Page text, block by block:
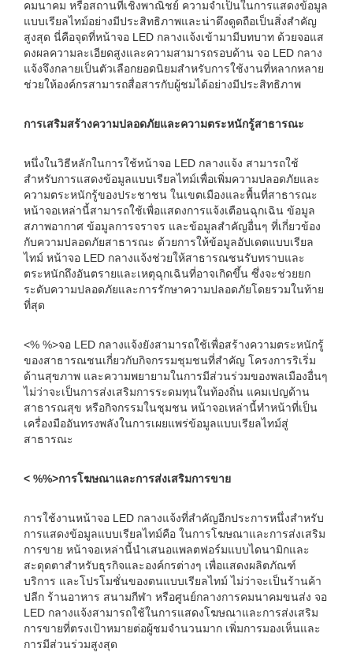
คมนาคม หรือสถานที่เชิงพาณิชย์ ความจำเป็นในการแสดงข้อมูล
แบบเรียลไทม์อย่างมีประสิทธิภาพและน่าดึงดูดถือเป็นสิ่งสำคัญ
สูงสุด นี่คือจุดที่หน้าจอ LED กลางแจ้งเข้ามามีบทบาท ด้วยจอแส
ดงผลความละเอียดสูงและความสามารถรอบด้าน จอ LED กลาง
แจ้งจึงกลายเป็นตัวเลือกยอดนิยมสำหรับการใช้งานที่หลากหลาย
ช่วยให้องค์กรสามารถสื่อสารกับผู้ชมได้อย่างมีประสิทธิภาพ
การเสริมสร้างความปลอดภัยและความตระหนักรู้สาธารณะ
หนึ่งในวิธีหลักในการใช้หน้าจอ LED กลางแจ้ง สามารถใช้
สำหรับการแสดงข้อมูลแบบเรียลไทม์เพื่อเพิ่มความปลอดภัยและ
ความตระหนักรู้ของประชาชน ในเขตเมืองและพื้นที่สาธารณะ
หน้าจอเหล่านี้สามารถใช้เพื่อแสดงการแจ้งเตือนฉุกเฉิน ข้อมูล
สภาพอากาศ ข้อมูลการจราจร และข้อมูลสำคัญอื่นๆ ที่เกี่ยวข้อง
กับความปลอดภัยสาธารณะ ด้วยการให้ข้อมูลอัปเดตแบบเรียล
ไทม์ หน้าจอ LED กลางแจ้งช่วยให้สาธารณชนรับทราบและ
ตระหนักถึงอันตรายและเหตุฉุกเฉินที่อาจเกิดขึ้น ซึ่งจะช่วยยก
ระดับความปลอดภัยและการรักษาความปลอดภัยโดยรวมในท้าย
ที่สุด
<% %>จอ LED กลางแจ้งยังสามารถใช้เพื่อสร้างความตระหนักรู้
ของสาธารณชนเกี่ยวกับกิจกรรมชุมชนที่สำคัญ โครงการริเริ่ม
ด้านสุขภาพ และความพยายามในการมีส่วนร่วมของพลเมืองอื่นๆ
ไม่ว่าจะเป็นการส่งเสริมการระดมทุนในท้องถิ่น แคมเปญด้าน
สาธารณสุข หรือกิจกรรมในชุมชน หน้าจอเหล่านี้ทำหน้าที่เป็น
เครื่องมืออันทรงพลังในการเผยแพร่ข้อมูลแบบเรียลไทม์สู่
สาธารณะ
< %%>การโฆษณาและการส่งเสริมการขาย
การใช้งานหน้าจอ LED กลางแจ้งที่สำคัญอีกประการหนึ่งสำหรับ
การแสดงข้อมูลแบบเรียลไทม์คือ ในการโฆษณาและการส่งเสริม
การขาย หน้าจอเหล่านี้นำเสนอแพลตฟอร์มแบบไดนามิกและ
สะดุดตาสำหรับธุรกิจและองค์กรต่างๆ เพื่อแสดงผลิตภัณฑ์
บริการ และโปรโมชั่นของตนแบบเรียลไทม์ ไม่ว่าจะเป็นร้านค้า
ปลีก ร้านอาหาร สนามกีฬา หรือศูนย์กลางการคมนาคมขนส่ง จอ
LED กลางแจ้งสามารถใช้ในการแสดงโฆษณาและการส่งเสริม
การขายที่ตรงเป้าหมายต่อผู้ชมจำนวนมาก เพิ่มการมองเห็นและ
การมีส่วนร่วมสูงสุด